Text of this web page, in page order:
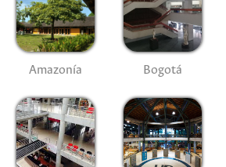
Amazonía Bogotá